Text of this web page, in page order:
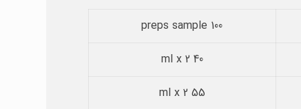
100 preps sample
40 ml x 2
55 ml x 2